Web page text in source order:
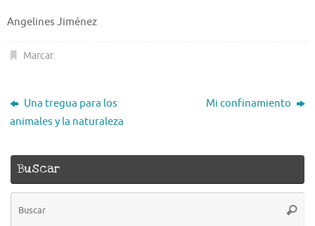
Angelines Jiménez
Marcar.
Una tregua para los
animales y la naturaleza
Mi confinamiento
Buscar